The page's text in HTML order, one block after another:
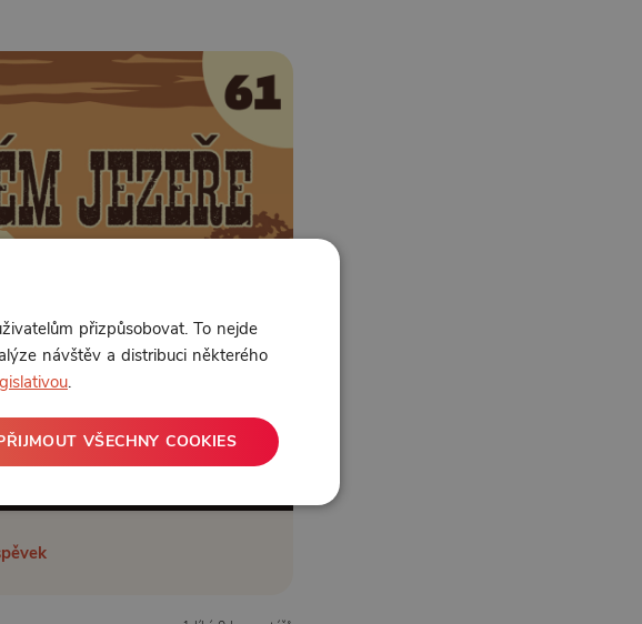
přizpůsobovat. To nejde
návštěv a distribuci některého
.
VŠECHNY COOKIES